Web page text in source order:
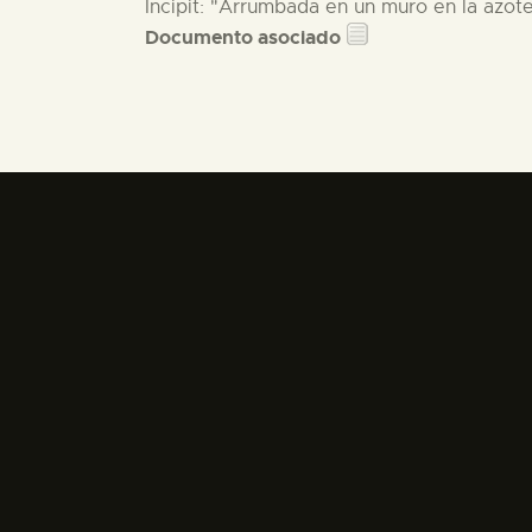
Incipit: "Arrumbada en un muro en la
Documento asociado